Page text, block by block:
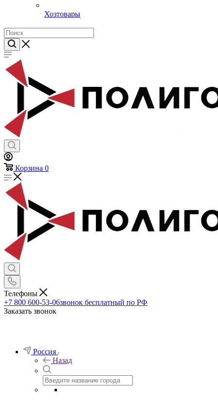
Хозтовары
Корзина 0
Телефоны
+7 800 600-53-06звонок бесплатный по РФ
Заказать звонок
Россия
Назад